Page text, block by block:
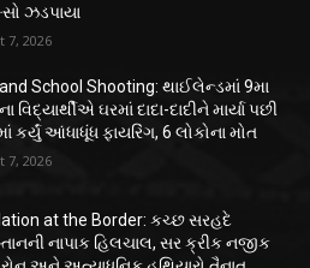
ઝડપાયા
7, 2026
School Shooting: થાઈલેન્ડમાં 9મા
વિદ્યાર્થીએ ઘરમાં દાદા-દાદીને માર્યા પછી
કર્યું આંધાધૂંધ ફાયરિંગ, 6 લોકોના મોત
7, 2026
at the Border: કચ્છ સરહદે
નાપાક હિલચાલ, સર ક્રીક નજીક